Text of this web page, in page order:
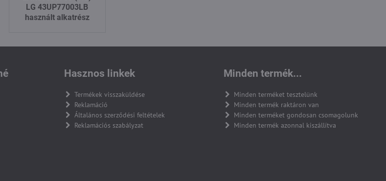
LG 43UP77003LB
használt alkatrész
Hasznos linkek
Termékek visszaküldése
Reklamáció
Általános szerződési feltételek
Reklamációs szabályzat
Minden termék...
Minden terméket tesztelünk
Minden termék raktáron van
Minden terméket gondosan csomagolunk
Minden termék azonnal kiszállítva